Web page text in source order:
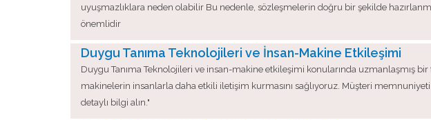
uyuşmazlıklara neden olabilir Bu nedenle, sözleşmelerin doğru bir şekilde
önemlidir
Duygu Tanıma Teknolojileri ve İnsan-Makine Etkileşimi
Duygu Tanıma Teknolojileri ve insan-makine etkileşimi konularında uzmanlaşmış
makinelerin insanlarla daha etkili iletişim kurmasını sağlıyoruz. Müşteri
detaylı bilgi alın."